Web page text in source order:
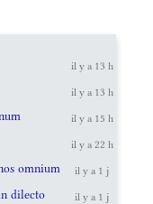
il y a 13 h
il y a 13 h
il y a 15 h
il y a 22 h
omnium il y a 1 j
dilecto il y a 1 j